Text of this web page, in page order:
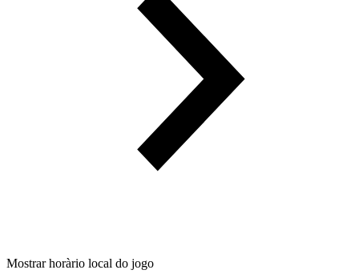
Mostrar horàrio local do jogo